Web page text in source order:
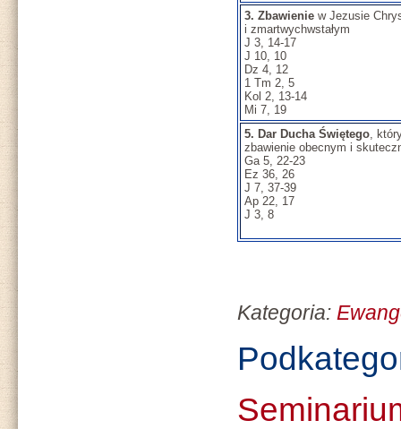
3. Zbawienie w Jezusie
i zmartwychwstałym
J 3, 14-17
J 10, 10
Dz 4, 12
1 Tm 2, 5
Kol 2, 13-14
Mi 7, 19
5. Dar Ducha Świętego,
zbawienie obecnym i
Ga 5, 22-23
Ez 36, 26
J 7, 37-39
Ap 22, 17
J 3, 8
Kategoria: